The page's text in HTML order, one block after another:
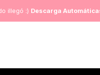
illegó :) Descarga